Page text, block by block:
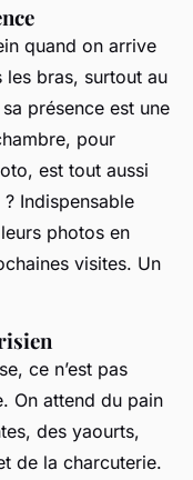
quand on arrive
les bras, surtout au
présence est une
pour
est tout aussi
? Indispensable
photos en
visites. Un
ce n’est pas
On attend du pain
des yaourts,
de la charcuterie.